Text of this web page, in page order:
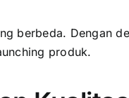
berbeda. Dengan
produk.